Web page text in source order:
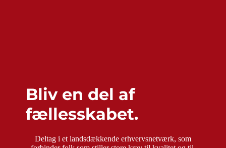
Bliv en del af
fællesskabet.
Deltag i et landsdækkende erhvervsnetværk, som